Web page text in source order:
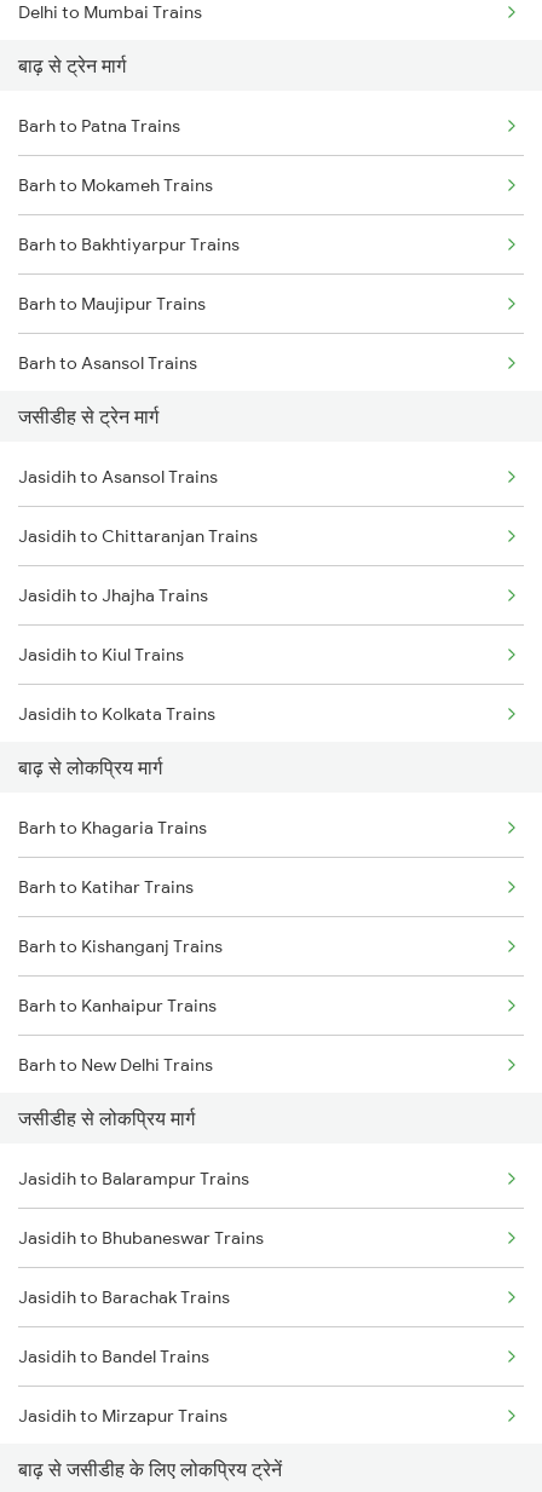
Delhi to Mumbai Trains
Mumbai to Pune Trains
Delhi to Jammu Trains
Mumbai to Delhi Trains
Mumbai to Goa Trains
Chennai to Coimbatore Trains
बाढ़ से ट्रेन मार्ग
Barh to Patna Trains
Barh to Mokameh Trains
Barh to Bakhtiyarpur Trains
Barh to Maujipur Trains
Barh to Asansol Trains
Barh to Chittaranjan Trains
Barh to Jhajha Trains
Barh to Jamui Trains
Barh to Kolkata Trains
Barh to Mughal Sarai Trains
जसीडीह से ट्रेन मार्ग
Jasidih to Asansol Trains
Jasidih to Chittaranjan Trains
Jasidih to Jhajha Trains
Jasidih to Kiul Trains
Jasidih to Kolkata Trains
Jasidih to Durgapur Trains
Jasidih to Jamui Trains
Jasidih to Burdwan Trains
Jasidih to Mokameh Trains
Jasidih to Patna Trains
बाढ़ से लोकप्रिय मार्ग
Barh to Khagaria Trains
Barh to Katihar Trains
Barh to Kishanganj Trains
Barh to Kanhaipur Trains
Barh to New Delhi Trains
Barh to Siliguri Trains
Barh to Nashik Trains
Barh to Naugachia Trains
Barh to Pakur Trains
Barh to Patna Trains
Barh to Raipur Trains
जसीडीह से लोकप्रिय मार्ग
Jasidih to Balarampur Trains
Jasidih to Bhubaneswar Trains
Jasidih to Barachak Trains
Jasidih to Bandel Trains
Jasidih to Mirzapur Trains
Jasidih to Bareilly Trains
बाढ़ से जसीडीह के लिए लोकप्रिय ट्रेनें